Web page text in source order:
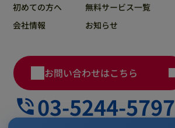
初めての方へ
無料サービス一覧
会社情報
お知らせ
お問い合わせはこちら
03-5244-5797